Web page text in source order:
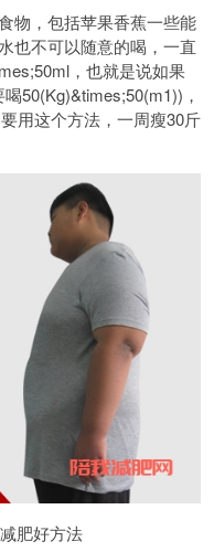
，包括苹果香蕉一些能
也不可以随意的喝，一直
，也就是说如果
50(Kg)&times;50(m1))，
用这个方法，一周瘦30斤
肥好方法